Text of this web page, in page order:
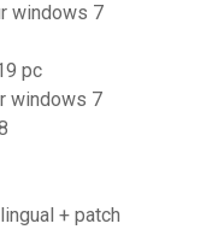
windows 7
pc
windows 7
+ patch